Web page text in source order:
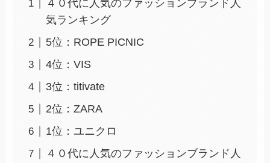
４０代に人気のファッションブランド人
気ランキング
5位：ROPE PICNIC
4位：VIS
3位：titivate
2位：ZARA
1位：ユニクロ
４０代に人気のファッションブランド人